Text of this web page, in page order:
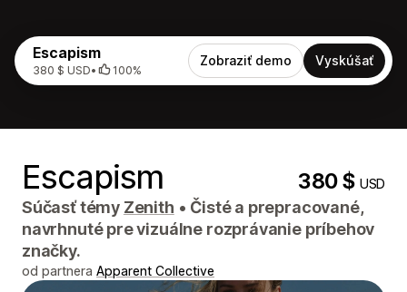
Escapism
380 $ USD• 100%
Zobraziť demo Vyskúšať
Escapism 380 $USD
Súčasť témy Zenith • Čisté a prepracované,
navrhnuté pre vizuálne rozprávanie príbehov
značky.
od partnera Apparent Collective